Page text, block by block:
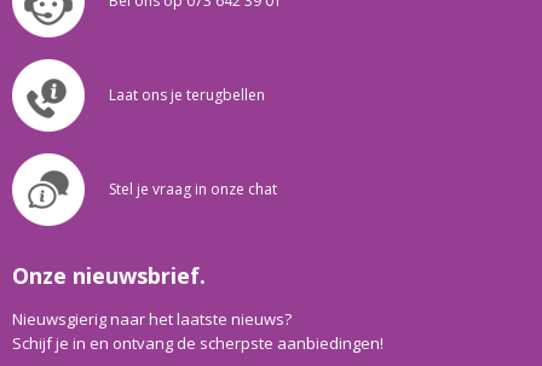
Laat ons je terugbellen
Stel je vraag in onze chat
Onze nieuwsbrief.
Nieuwsgierig naar het laatste nieuws?
Schijf je in en ontvang de scherpste aanbiedingen!